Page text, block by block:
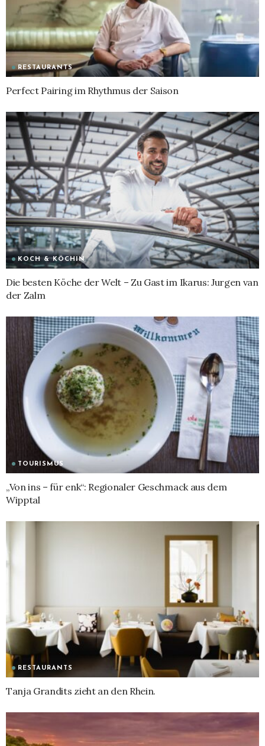
RESTAURANTS
Perfect Pairing im Rhythmus der Saison
KOCH & KÖCHIN
Die besten Köche der Welt – Zu Gast im Ikarus: Jurgen van
der Zalm
TOURISMUS
„Von ins – für enk“: Regionaler Geschmack aus dem
Wipptal
RESTAURANTS
Tanja Grandits zieht an den Rhein.